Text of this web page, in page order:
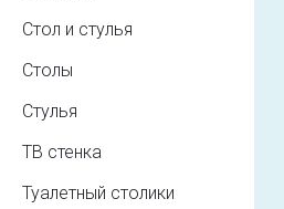
Стол и стулья
Столы
Стулья
ТВ стенка
Туалетный столики